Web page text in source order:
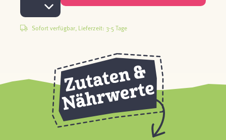
Sofort verfügbar, Lieferzeit: 3-5 Tage